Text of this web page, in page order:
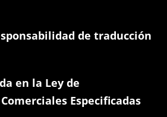
Impuestos
de traducción
en la Ley de
Especificadas